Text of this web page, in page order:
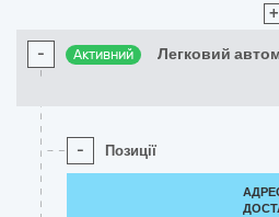
+
- Активний Легковий
- Позиції